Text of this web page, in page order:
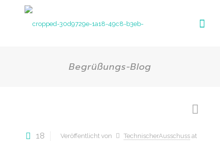
Begrüßungs-Blog
18 Veröffentlicht von TechnischerAusschuss at